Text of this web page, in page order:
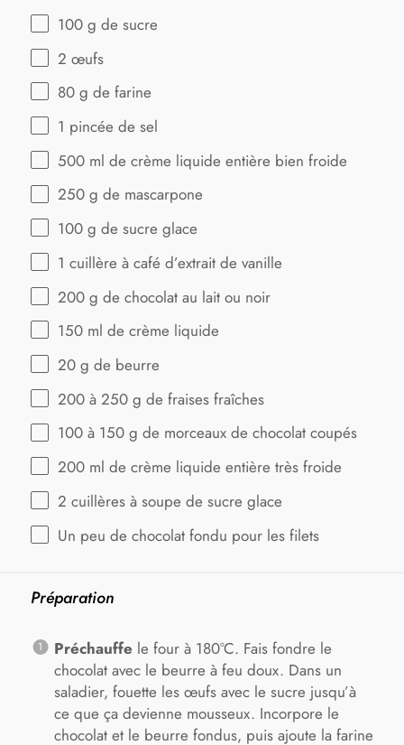
100 g de sucre
2 œufs
80 g de farine
1 pincée de sel
500 ml de crème liquide entière bien froide
250 g de mascarpone
100 g de sucre glace
1 cuillère à café d’extrait de vanille
200 g de chocolat au lait ou noir
150 ml de crème liquide
20 g de beurre
200 à 250 g de fraises fraîches
100 à 150 g de morceaux de chocolat coupés
200 ml de crème liquide entière très froide
2 cuillères à soupe de sucre glace
Un peu de chocolat fondu pour les filets
Préparation
Préchauffe le four à 180°C. Fais fondre le
chocolat avec le beurre à feu doux. Dans un
saladier, fouette les œufs avec le sucre jusqu’à
ce que ça devienne mousseux. Incorpore le
chocolat et le beurre fondus, puis ajoute la farine